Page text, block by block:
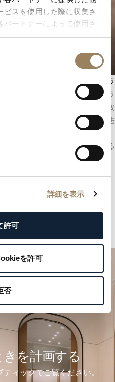
スを使用した際に収集さ
ートナーによって使用さ
詳細を表示
許可
を許可
否
把握することを可
れる場合もあれ
アング
アング
ジに面
上げ技
反射し
部に至
します。
を計画する
ィックでご覧ください。